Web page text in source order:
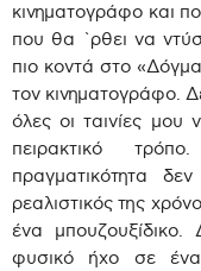
κινηματογράφο και
που θα `ρθει να
πιο κοντά στο
τον κινηματογράφο.
όλες οι ταινίες
πειρακτικό
πραγματικότητα
ρεαλιστικός της
ένα
φυσικό ήχο σε ένα